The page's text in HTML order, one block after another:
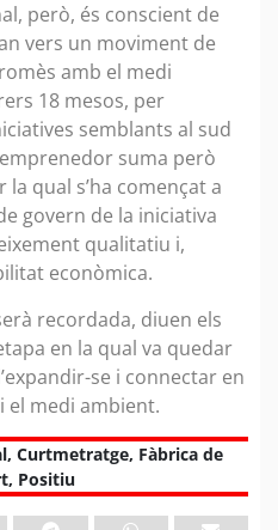
però, és conscient de
vers un moviment de
amb el medi
18 mesos, per
semblants al sud
suma però
qual s’ha començat a
govern de la iniciativa
qualitatiu i,
econòmica.
recordada, diuen els
en la qual va quedar
se i connectar en
el medi ambient.
, Curtmetratge, Fàbrica de
, Positiu